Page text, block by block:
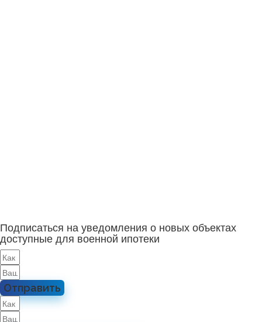
Подписаться на уведомления о новых объектах
доступные для военной ипотеки
Отправить